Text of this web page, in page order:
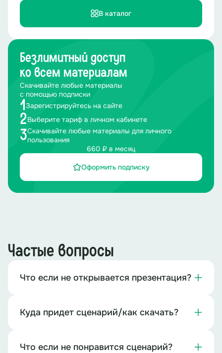
В каталог
Безлимитный доступ
ко всем материалам
Скачивайте любые материалы
с помощью подписки
1 Зарегистрируйтесь на сайте
2Выберите тариф в личном кабинете
3Скачивайте любые материалы для личного
пользования
660 ₽ в месяц
Оформить подписку
Частые вопросы
Что если не открывается презентация?
Куда придет сценарий/как скачать?
Что если не понравится сценарий?